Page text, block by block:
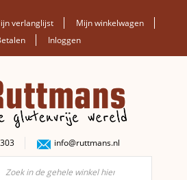
verlanglijst
Mijn winkelwagen
Inloggen
info@ruttmans.nl